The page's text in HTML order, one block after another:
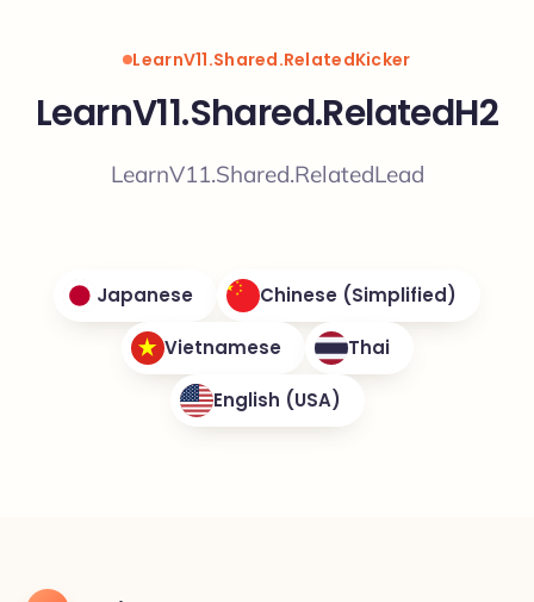
LearnV11.Shared.RelatedKicker
LearnV11.Shared.RelatedH2
LearnV11.Shared.RelatedLead
Japanese Chinese (Simplified)
Vietnamese Thai
English (USA)